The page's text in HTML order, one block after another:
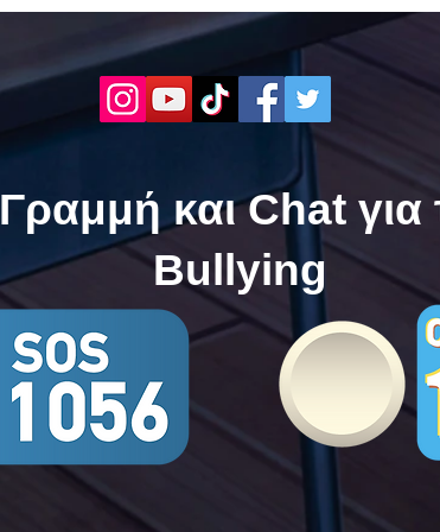
Τώρα. Με σύνθημα "Μίλα
Τώρα" όλα τα σχολεία της
Ελλάδας ενώνουν τις
δυνάμεις τους ενάντια στο
Γραμμή και Chat για
Bullying